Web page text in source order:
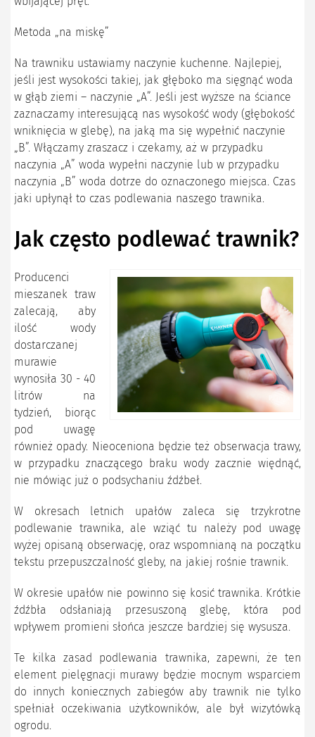
Metoda „na miskę”
Na trawniku ustawiamy naczynie kuchenne. Najlepiej,
jeśli jest wysokości takiej, jak głęboko ma sięgnąć woda
w głąb ziemi – naczynie „A”. Jeśli jest wyższe na ściance
zaznaczamy interesującą nas wysokość wody (głębokość
wniknięcia w glebę), na jaką ma się wypełnić naczynie
„B”. Włączamy zraszacz i czekamy, aż w przypadku
naczynia „A” woda wypełni naczynie lub w przypadku
naczynia „B” woda dotrze do oznaczonego miejsca. Czas
jaki upłynął to czas podlewania naszego trawnika.
Jak często podlewać trawnik?
Producenci
mieszanek traw
zalecają, aby
ilość wody
dostarczanej
murawie
wynosiła 30 - 40
litrów na
tydzień, biorąc
pod uwagę
również opady. Nieoceniona będzie też obserwacja trawy,
w przypadku znaczącego braku wody zacznie więdnąć,
nie mówiąc już o podsychaniu źdźbeł.
W okresach letnich upałów zaleca się trzykrotne
podlewanie trawnika, ale wziąć tu należy pod uwagę
wyżej opisaną obserwację, oraz wspomnianą na początku
tekstu przepuszczalność gleby, na jakiej rośnie trawnik.
W okresie upałów nie powinno się kosić trawnika. Krótkie
źdźbła odsłaniają przesuszoną glebę, która pod
wpływem promieni słońca jeszcze bardziej się wysusza.
Te kilka zasad podlewania trawnika, zapewni, że ten
element pielęgnacji murawy będzie mocnym wsparciem
do innych koniecznych zabiegów aby trawnik nie tylko
spełniał oczekiwania użytkowników, ale był wizytówką
ogrodu.